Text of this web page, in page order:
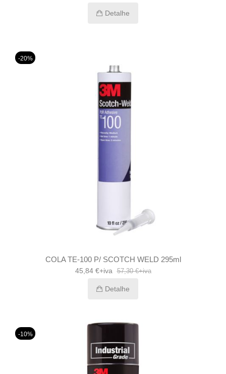
Detalhe
-20%
COLA TE-100 P/ SCOTCH WELD 295ml
45,84 €+iva 57,30 €+iva
Detalhe
-10%